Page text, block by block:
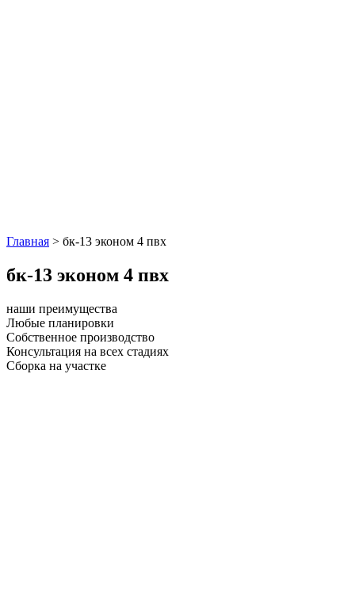
Главная > бк-13 эконом 4 пвх
бк-13 эконом 4 пвх
наши преимущества
Любые планировки
Собственное производство
Консультация на всех стадиях
Сборка на участке